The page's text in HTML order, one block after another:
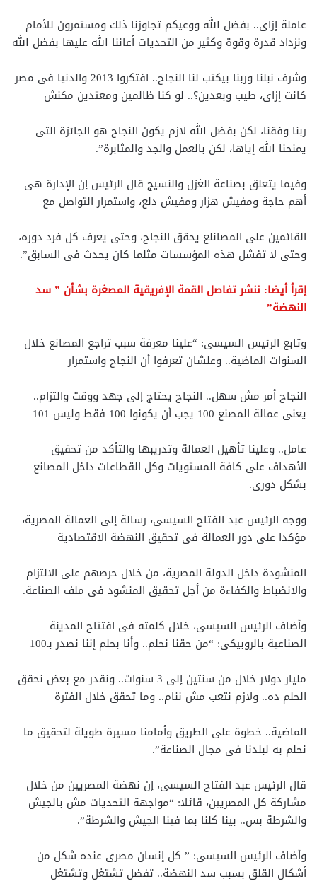
عاملة إزاى.. بفضل الله ووعيكم تجاوزنا ذلك ومستمرون للأمام
ونزداد قدرة وقوة وكثير من التحديات أعاننا الله عليها بفضل الله
وشرف نبلنا وربنا بيكتب لنا النجاح.. افتكروا 2013 والدنيا فى مصر
كانت إزاى، طيب وبعدين؟.. لو كنا ظالمين ومعتدين مكنش
ربنا وفقنا، لكن بفضل الله لازم يكون النجاح هو الجائزة التى
يمنحنا الله إياها، لكن بالعمل والجد والمثابرة”.
وفيما يتعلق بصناعة الغزل والنسيج قال الرئيس إن الإدارة هى
أهم حاجة ومفيش هزار ومفيش دلع، واستمرار التواصل مع
القائمين على المصانلع يحقق النجاح، وحتى يعرف كل فرد دوره،
وحتى لا تفشل هذه المؤسسات مثلما كان يحدث فى السابق”.
إقرأ أيضا: ننشر تفاصل القمة الإفريقية المصغرة بشأن ” سد
النهضة”
وتابع الرئيس السيسى: “علينا معرفة سبب تراجع المصانع خلال
السنوات الماضية.. وعلشان تعرفوا أن النجاح واستمرار
النجاح أمر مش سهل.. النجاح يحتاج إلى جهد ووقت والتزام..
يعنى عمالة المصنع 100 يجب أن يكونوا 100 فقط وليس 101
عامل.. وعلينا تأهيل العمالة وتدريبها والتأكد من تحقيق
الأهداف على كافة المستويات وكل القطاعات داخل المصانع
بشكل دورى.
ووجه الرئيس عبد الفتاح السيسى، رسالة إلى العمالة المصرية،
مؤكدا على دور العمالة فى تحقيق النهضة الاقتصادية
المنشودة داخل الدولة المصرية، من خلال حرصهم على الالتزام
والانضباط والكفاءة من أجل تحقيق المنشود فى ملف الصناعة.
وأضاف الرئيس السيسى، خلال كلمته فى افتتاح المدينة
الصناعية بالروبيكى: “من حقنا نحلم.. وأنا بحلم إننا نصدر بـ100
مليار دولار خلال من سنتين إلى 3 سنوات.. ونقدر مع بعض نحقق
الحلم ده.. ولازم نتعب مش ننام.. وما تحقق خلال الفترة
الماضية.. خطوة على الطريق وأمامنا مسيرة طويلة لتحقيق ما
نحلم به لبلدنا فى مجال الصناعة”.
قال الرئيس عبد الفتاح السيسى، إن نهضة المصريين من خلال
مشاركة كل المصريين، قائلا: “مواجهة التحديات مش بالجيش
والشرطة بس.. بينا كلنا بما فينا الجيش والشرطة”.
وأضاف الرئيس السيسى: ” كل إنسان مصرى عنده شكل من
أشكال القلق بسبب سد النهضة.. تفضل تشتغل وتشتغل